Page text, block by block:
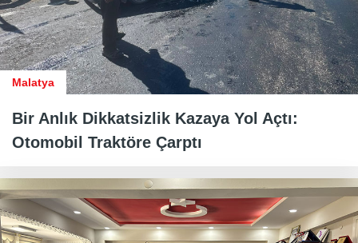
Malatya
Bir Anlık Dikkatsizlik Kazaya Yol Açtı:
Otomobil Traktöre Çarptı